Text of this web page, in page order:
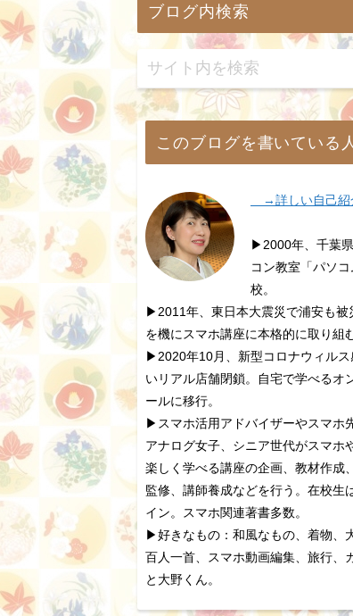
ブログ内検索
このブログを書いている
→詳しい自己紹
▶2000年、千葉
コン教室「パソ
校。
▶2011年、東日本大震災で浦安も被
を機にスマホ講座に本格的に取り組
▶2020年10月、新型コロナウィルス
いリアル店舗閉鎖。自宅で学べるオ
ールに移行。
▶スマホ活用アドバイザーやスマホ
アナログ女子、シニア世代がスマホ
楽しく学べる講座の企画、教材作成
監修、講師養成などを行う。在校生
イン。スマホ関連著書多数。
▶好きなもの：和風なもの、着物、
百人一首、スマホ動画編集、旅行、
と大野くん。